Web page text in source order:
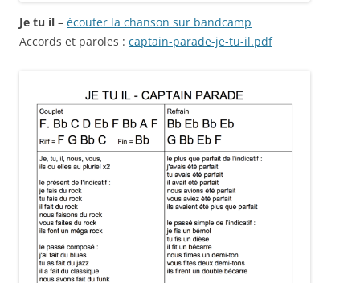
Je tu il – écouter la chanson sur bandcamp
Accords et paroles : captain-parade-je-tu-il.pdf